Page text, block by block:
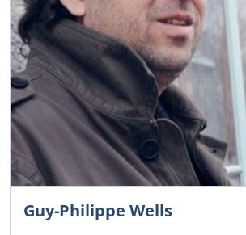
Guy-Philippe Wells